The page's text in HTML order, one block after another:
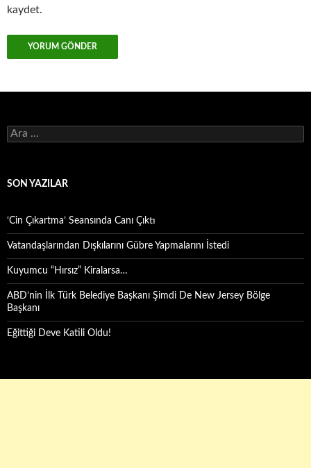
kaydet.
Arama:
SON YAZILAR
‘Cin Çıkartma’ Seansında Canı Çıktı
Vatandaşlarından Dışkılarını Gübre Yapmalarını İstedi
Kuyumcu “Hırsız” Kiralarsa…
ABD’nin İlk Türk Belediye Başkanı Şimdi De New Jersey Bölge
Başkanı
Eğittiği Deve Katili Oldu!